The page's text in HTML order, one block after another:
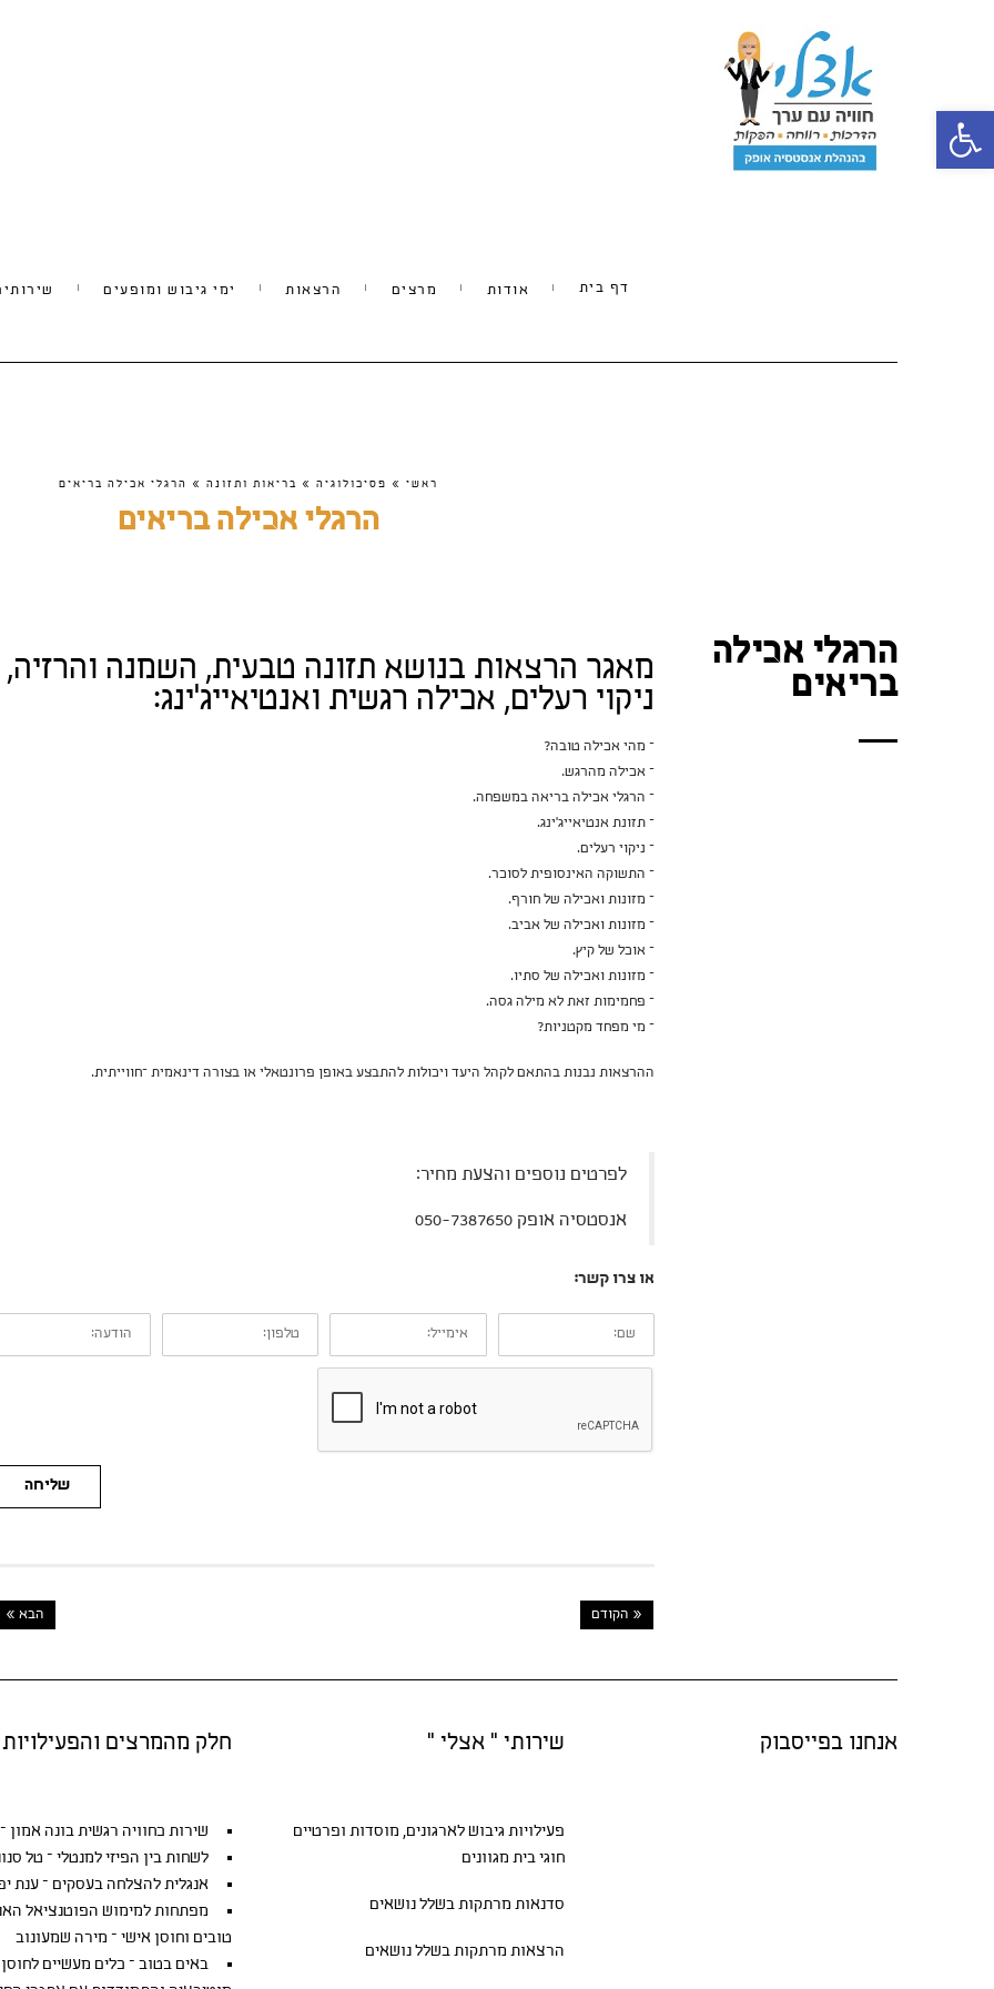
פתח סרגל נגישות
דף בית אודות מרצים הרצאות ימי גיבוש ומופעים
ראשי » פסיכולוגיה » בריאות ותזונה » הרגלי אכילה בריאים
הרגלי אכילה בריאים
הרגלי אכילה
בריאים מאגר הרצאות בנושא תזונה טבעית, השמנה והרזיה,
ניקוי רעלים, אכילה רגשית ואנטיאייג'ינג:
– מהי אכילה טובה?
– אכילה מהרגש.
– הרגלי אכילה בריאה במשפחה.
– תזונת אנטיאייג'ינג.
– ניקוי רעלים.
– התשוקה האינסופית לסוכר.
– מזונות ואכילה של חורף.
– מזונות ואכילה של אביב.
– אוכל של קיץ.
– מזונות ואכילה של סתיו.
– פחמימות זאת לא מילה גסה.
– מי מפחד מקטניות?
ההרצאות נבנות בהתאם לקהל היעד ויכולות להתבצע באופן פרונטאלי או בצורה דינאמית –חווייתית.
לפרטים נוספים והצעת מחיר:
אנסטסיה אופק 050-7387650
או צרו קשר:
שם: אימייל: טלפון: הודעה:
שליחה
« הקודם הבא »
אנחנו בפייסבוק שירותי " אצלי "
פעילויות גיבושלארגונים, מוסדות ופרטיים
חוגי בית מגוונים
סדנאות מרתקות בשלל נושאים
הרצאות מרתקות בשלל נושאים
חלק מהמרצים והפעילויות
שירות כחוויה רגשית בונה אמון –
לשחות בין הפיזי למנטלי – טל
אנגלית להצלחה בעסקים – ענת
מפתחות למימוש הפוטנציאל
טובים וחוסן אישי – מירה שמעונוב
באים בטוב – כלים מעשיים